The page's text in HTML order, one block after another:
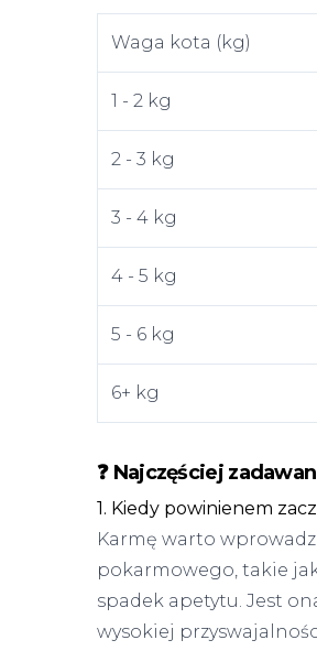
Waga kota (kg)
1 - 2 kg
2 - 3 kg
3 - 4 kg
4 - 5 kg
5 - 6 kg
6+ kg
❓ Najczęściej
1. Kiedy powinienem
Karmę warto
pokarmowego, takie
spadek apetytu. Jest
wysokiej